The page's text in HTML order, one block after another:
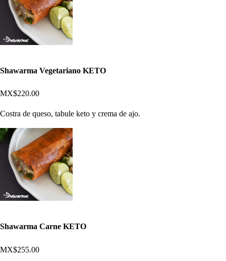
Shawarma Vegetariano KETO
MX$220.00
Costra de queso, tabule keto y crema de ajo.
Shawarma Carne KETO
MX$255.00